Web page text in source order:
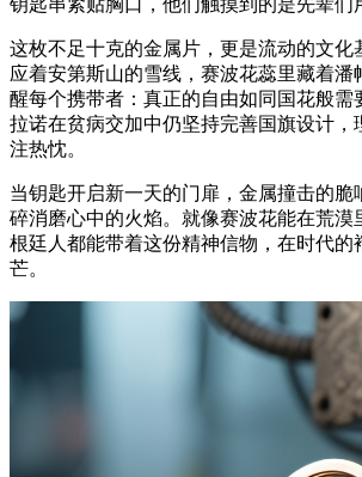
这枚不足十克的金属片，更是流动的文化
应着安第斯山的雪线，赛波花蕊里藏着潘
醒每个携带者：真正的自由如同国花般需
拉诺在贫病交加中仍坚持完善国旗设计，
注热忱。
当钥匙开启新一天的门扉，金属撞击的脆
碎消磨心中的火焰。就像赛波花能在荒漠
根廷人都能带着这份精神信物，在时代的
芒。